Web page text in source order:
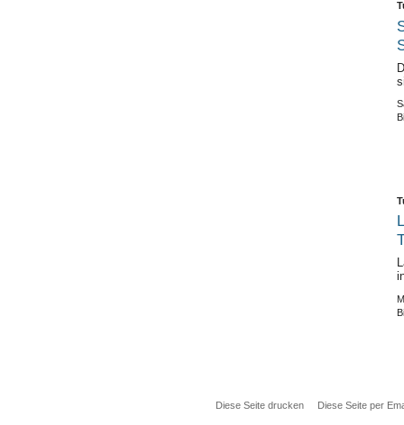
Diese Seite drucken Diese Seite per